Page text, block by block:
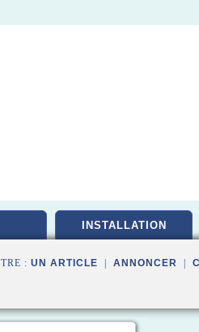
INSTALLATION
: UN ARTICLE ANNONCER